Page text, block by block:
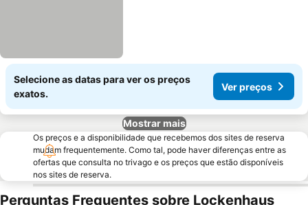
Selecione as datas para ver os preços
exatos.
Ver preços
Mostrar mais
Os preços e a disponibilidade que recebemos dos sites de reserva
mudam frequentemente. Como tal, pode haver diferenças entre as
ofertas que consulta no trivago e os preços que estão disponíveis
nos sites de reserva.
Perguntas Frequentes sobre Lockenhaus